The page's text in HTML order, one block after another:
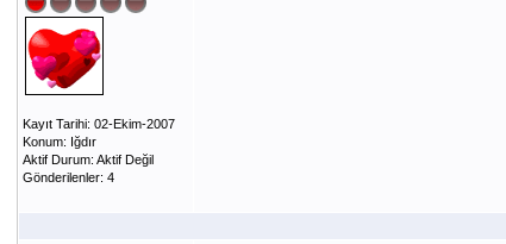
Kayıt Tarihi: 02-Ekim-2007
Konum: Iğdır
Aktif Durum: Aktif Değil
Gönderilenler: 4